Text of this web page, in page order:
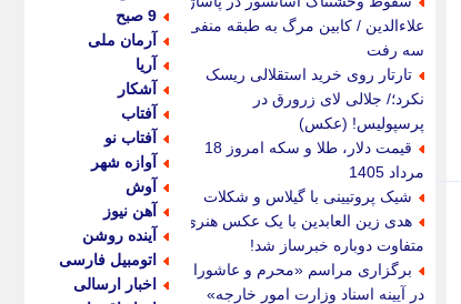
علاءالدین / کابین مرگ به طبقه منفی
سه رفت
تارتار روی خرید استقلالی ریسک
نکرد؛/ جلالی لای زرورق در
پرسپولیس! (عکس)
قیمت دلار، طلا و سکه امروز 18
مرداد 1405
شیک پروتیینی با گیلاس و شکلات
هدی زین العابدین با یک عکس هنری
متفاوت دوباره خبرساز شد!
برگزاری مراسم «محرم و عاشورا
در آیینه اسناد وزارت امور خارجه»
9 صبح
آرمان ملی
آریا
آشکار
آفتاب
آفتاب نو
آوازه شهر
آوش
آهن نیوز
آینده روشن
اتومبیل فارسی
اخبار ارسالی